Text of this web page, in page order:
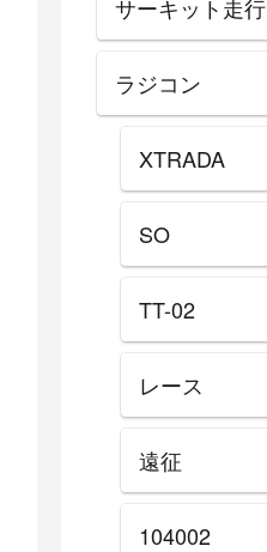
サーキット走行
ラジコン
XTRADA
SO
TT-02
レース
遠征
104002